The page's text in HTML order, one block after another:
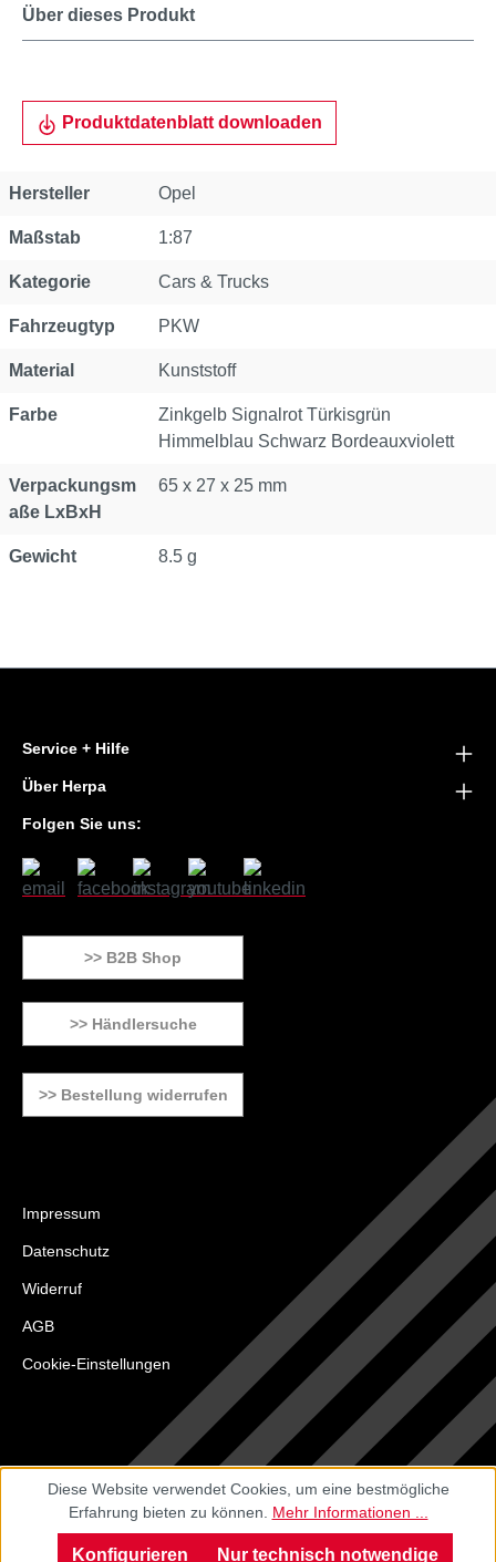
Über dieses Produkt
Produktdatenblatt downloaden
Hersteller Opel
Maßstab 1:87
Kategorie Cars & Trucks
Fahrzeugtyp PKW
Material Kunststoff
Farbe
Zinkgelb Signalrot Türkisgrün
Himmelblau Schwarz Bordeauxviolett
Verpackungsm
aße LxBxH
65 x 27 x 25 mm
Gewicht 8.5 g
Service + Hilfe
Über Herpa
Folgen Sie uns:
>> B2B Shop
>> Händlersuche
>> Bestellung widerrufen
Impressum
Datenschutz
Widerruf
AGB
Cookie-Einstellungen
Diese Website verwendet Cookies, um eine bestmögliche
Erfahrung bieten zu können. Mehr Informationen ...
Nur technisch notwendige
Konfigurieren